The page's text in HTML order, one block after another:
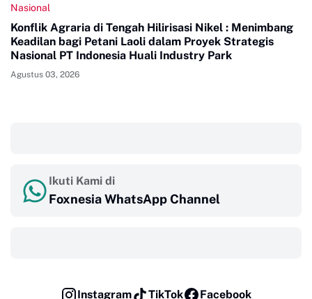
Nasional
Konflik Agraria di Tengah Hilirisasi Nikel : Menimbang
Keadilan bagi Petani Laoli dalam Proyek Strategis
Nasional PT Indonesia Huali Industry Park
Agustus 03, 2026
Ikuti Kami di
Foxnesia WhatsApp Channel
Instagram TikTok Facebook